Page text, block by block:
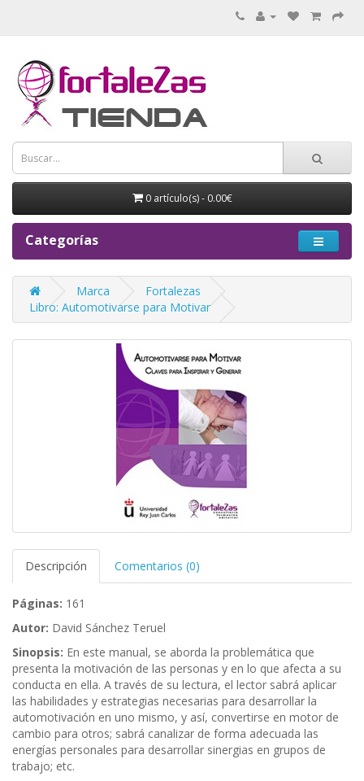
0 artículo(s) - 0.00€
Categorías
Marca
Fortalezas
Libro: Automotivarse para Motivar
Descripción Comentarios (0)
Páginas: 161
Autor: David Sánchez Teruel
Sinopsis: En este manual, se aborda la problemática que
presenta la motivación de las personas y en lo que afecta a su
conducta en ella. A través de su lectura, el lector sabrá aplicar
las habilidades y estrategias necesarias para desarrollar la
automotivación en uno mismo, y así, convertirse en motor de
cambio para otros; sabrá canalizar de forma adecuada las
energías personales para desarrollar sinergias en grupos de
trabajo; etc.